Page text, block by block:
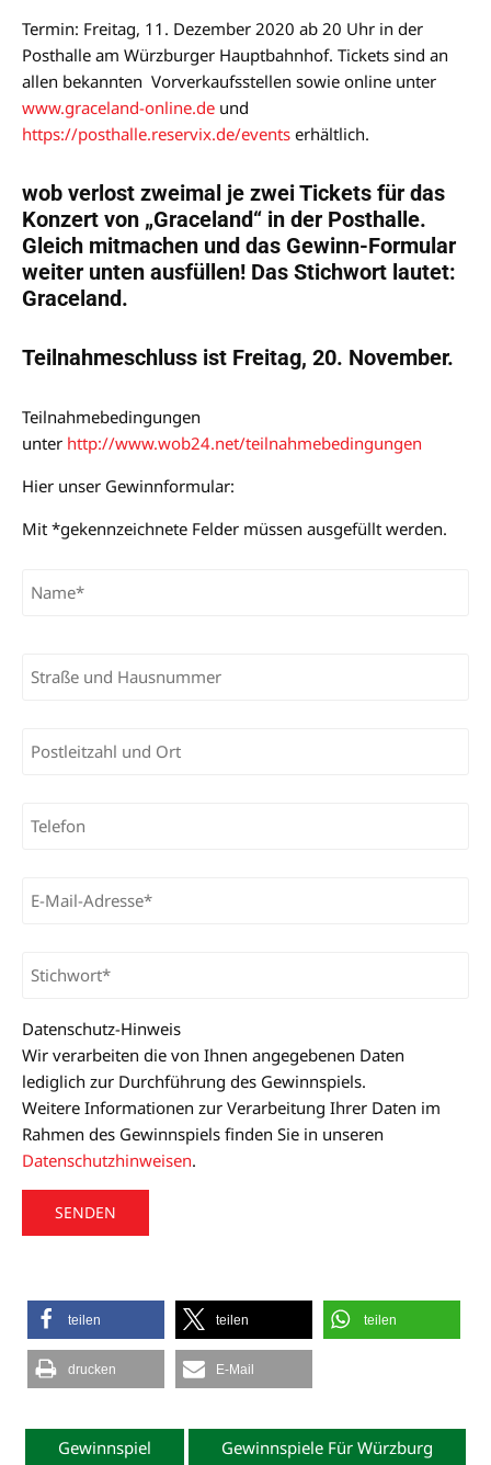
Termin: Freitag, 11. Dezember 2020 ab 20 Uhr in der
Posthalle am Würzburger Hauptbahnhof. Tickets sind an
allen bekannten Vorverkaufsstellen sowie online unter
www.graceland-online.de und
https://posthalle.reservix.de/events erhältlich.
wob verlost zweimal je zwei Tickets für das
Konzert von „Graceland“ in der Posthalle.
Gleich mitmachen und das Gewinn-Formular
weiter unten ausfüllen! Das Stichwort lautet:
Graceland.
Teilnahmeschluss ist Freitag, 20. November.
Teilnahmebedingungen
unter http://www.wob24.net/teilnahmebedingungen
Hier unser Gewinnformular:
Mit *gekennzeichnete Felder müssen ausgefüllt werden.
Datenschutz-Hinweis
Wir verarbeiten die von Ihnen angegebenen Daten
lediglich zur Durchführung des Gewinnspiels.
Weitere Informationen zur Verarbeitung Ihrer Daten im
Rahmen des Gewinnspiels finden Sie in unseren
Datenschutzhinweisen.
e
teilen teilen teilen
drucken E-Mail
Gewinnspiel Gewinnspiele Für Würzburg